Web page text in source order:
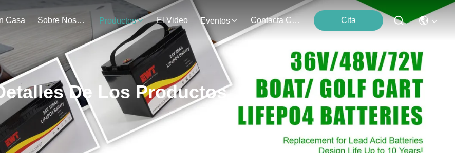
Casa Sobre Nosotros Productos El Video Eventos Contacta Con Nosotros Cita
De Los Productos